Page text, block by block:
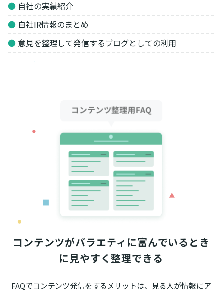
● 自社の実績紹介
● 自社IR情報のまとめ
● 意見を整理して発信するブログとしての利用
コンテンツがバラエティに富んでいるとき
に見やすく整理できる
FAQでコンテンツ発信をするメリットは、見る人が情報にア